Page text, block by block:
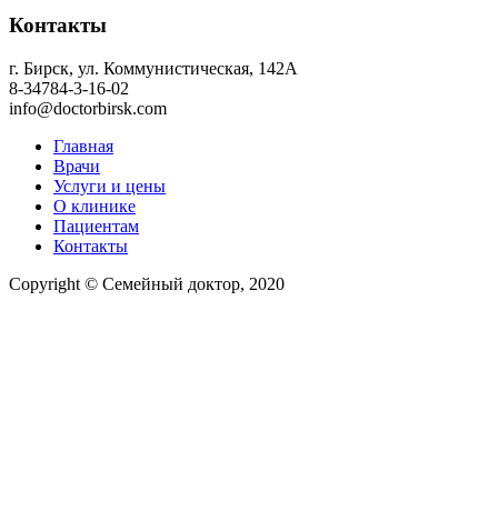
Контакты
г. Бирск, ул. Коммунистическая, 142А
8-34784-3-16-02
info@doctorbirsk.com
Главная
Врачи
Услуги и цены
О клинике
Пациентам
Контакты
Copyright © Семейный доктор, 2020